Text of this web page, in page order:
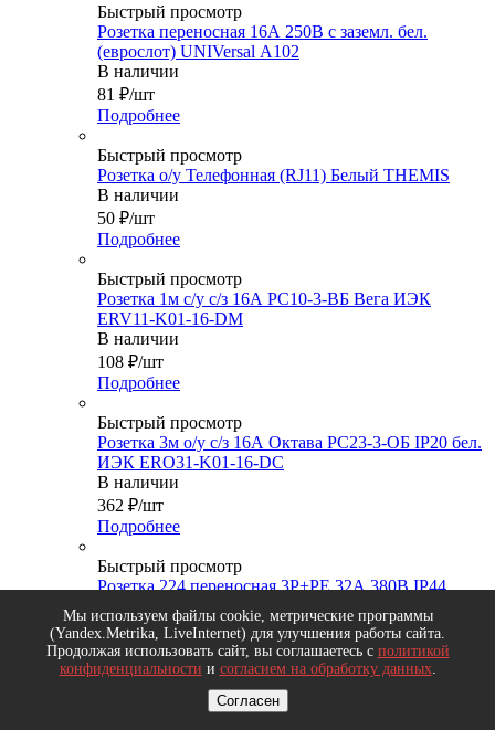
Быстрый просмотр
Розетка переносная 16А 250В с заземл. бел.
(еврослот) UNIVersal А102
В наличии
81 ₽/шт
Подробнее
Быстрый просмотр
Розетка о/у Телефонная (RJ11) Белый THEMIS
В наличии
50 ₽/шт
Подробнее
Быстрый просмотр
Розетка 1м с/у с/з 16А РС10-3-ВБ Вега ИЭК
ERV11-K01-16-DM
В наличии
108 ₽/шт
Подробнее
Быстрый просмотр
Розетка 3м о/у с/з 16А Октава РС23-3-ОБ IP20 бел.
ИЭК ERO31-K01-16-DC
В наличии
362 ₽/шт
Подробнее
Быстрый просмотр
Розетка 224 переносная 3Р+РЕ 32А 380В IР44
REXANT 11-8922
В наличии
295 ₽/шт
Подробнее
Быстрый просмотр
Мы используем файлы cookie, метрические программы
(Yandex.Metrika, LiveInternet) для улучшения работы сайта.
Продолжая использовать сайт, вы соглашаетесь с политикой
конфиденциальности и согласием на обработку данных.
Согласен